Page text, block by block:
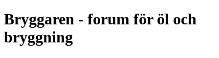
Bryggaren - forum för öl och
bryggning